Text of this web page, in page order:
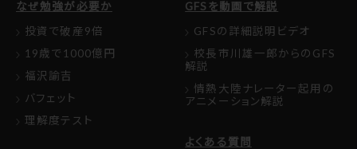
なぜ勉強が必要か
投資で破産9倍
19歳で1000億円
福沢諭吉
バフェット
理解度テスト
GFSを動画で解説
GFSの詳細説明ビデオ
校長市川雄一郎からのGFS
解説
情熱大陸ナレーター起用の
アニメーション解説
よくある質問